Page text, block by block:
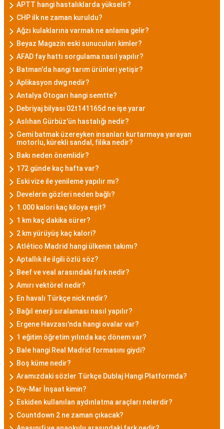
APTT hangi hastalıklarda yükselir?
CHP ilk ne zaman kuruldu?
Ağzı kulaklarına varmak ne anlama gelir?
Beyaz Magazin eski sunucuları kimler?
AFAD fay hattı sorgulama nasıl yapılır?
Batman'da hangi tarım ürünleri yetişir?
Aplikasyon dwg nedir?
Antalya Otogarı hangi semtte?
Debriyaj bilyası 02t141165d ne işe yarar
Aslıhan Gürbüz'ün hastalığı nedir?
Gemi batmak üzereyken insanları kurtarmaya yarayan
motorlu, kürekli sandal, filika nedir?
Bakı neden önemlidir?
172 günde kaç hafta var?
Eski vize ile yenileme yapılır mı?
Develerin gözleri neden bağlı?
1.000 kalori kaç kiloya eşit?
1 km kaç dakika sürer?
2 km yürüyüş kaç kalori?
Atlético Madrid hangi ülkenin takımı?
Aptallık ile ilgili özlü söz?
Beef ve veal arasındaki fark nedir?
Amırı vektörel nedir?
En havalı Türkçe nick nedir?
Bağıl enerji sıralaması nasıl yapılır?
Ergene Havzası'nda hangi ovalar var?
1 eğitim öğretim yılında kaç dönem var?
Bale hangi Real Madrid formasını giydi?
Boş küme nedir?
Aramızdaki sözler Türkçe Dublaj Hangi Platformda?
Diy-Mar İnşaat kimin?
Eskiden kullanılan aydınlatma araçları nelerdir?
Countdown 2 ne zaman çıkacak?